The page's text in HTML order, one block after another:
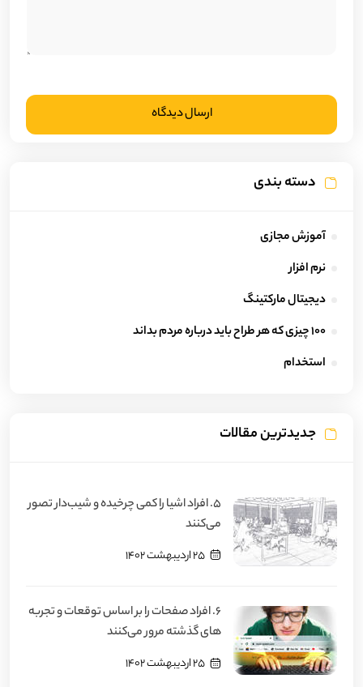
ارسال دیدگاه
دسته بندی
آموزش مجازی
نرم افزار
دیجیتال مارکتینگ
100 چیزی که هر طراح باید درباره مردم بداند
استخدام
جدیدترین مقالات
5. افراد اشیا را کمی چرخیده و شیب‌دار تصور
می‌کنند
25 اردیبهشت 1402
6. افراد صفحات را بر اساس توقعات و تجربه
‌های گذشته مرور می‌کنند
25 اردیبهشت 1402